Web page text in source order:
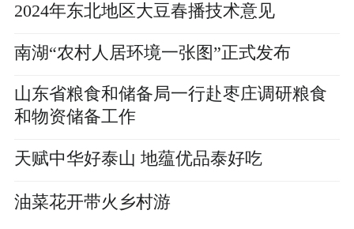
2024年东北地区大豆春播技术意见
南湖“农村人居环境一张图”正式发布
山东省粮食和储备局一行赴枣庄调研粮食
和物资储备工作
天赋中华好泰山 地蕴优品泰好吃
油菜花开带火乡村游